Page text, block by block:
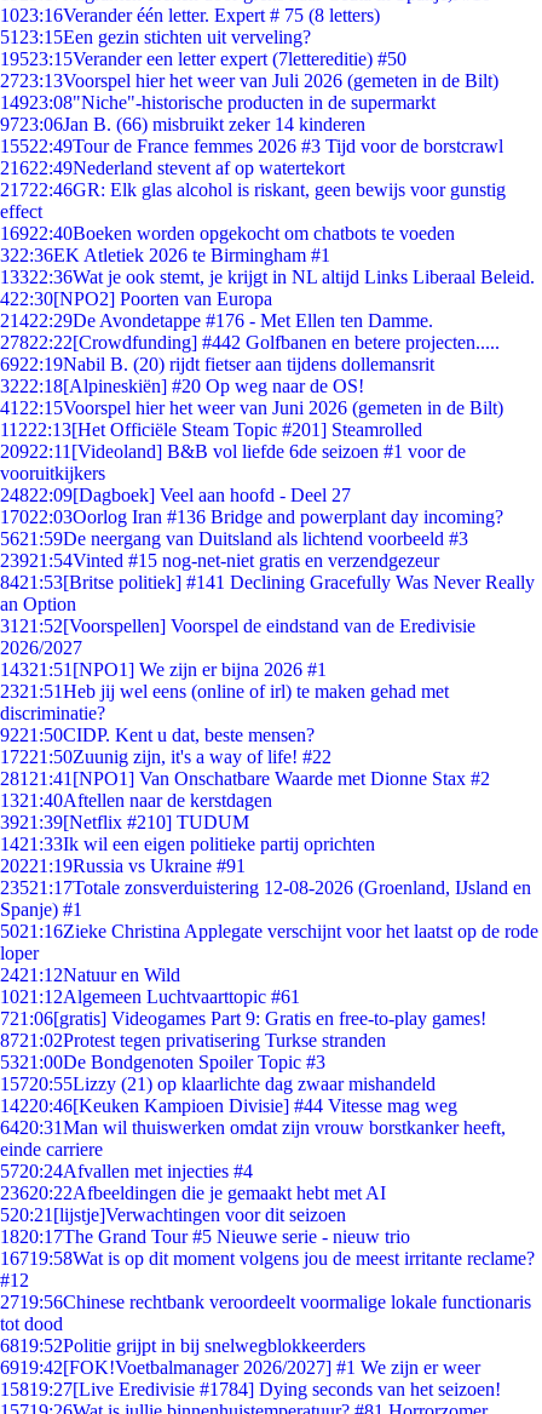
1023:16Verander één letter. Expert # 75 (8 letters)
51 23:15Een gezin stichten uit verveling?
19523:15Verander een letter expert (7lettereditie) #50
2723:13Voorspel hier het weer van Juli 2026 (gemeten in de Bilt)
14923:08"Niche"-historische producten in de supermarkt
9723:06Jan B. (66) misbruikt zeker 14 kinderen
15522:49Tour de France femmes 2026 #3 Tijd voor de borstcrawl
21622:49Nederland stevent af op watertekort
21722:46GR: Elk glas alcohol is riskant, geen bewijs voor gunstig
effect
16922:40Boeken worden opgekocht om chatbots te voeden
322:36EK Atletiek 2026 te Birmingham #1
13322:36Wat je ook stemt, je krijgt in NL altijd Links Liberaal Beleid.
422:30[NPO2] Poorten van Europa
21422:29De Avondetappe #176 - Met Ellen ten Damme.
27822:22[Crowdfunding] #442 Golfbanen en betere projecten.....
6922:19Nabil B. (20) rijdt fietser aan tijdens dollemansrit
3222:18[Alpineskiën] #20 Op weg naar de OS!
41 22:15Voorspel hier het weer van Juni 2026 (gemeten in de Bilt)
11222:13[Het Officiële Steam Topic #201] Steamrolled
20922:11 [Videoland] B&B vol liefde 6de seizoen #1 voor de
vooruitkijkers
24822:09[Dagboek] Veel aan hoofd - Deel 27
17022:03Oorlog Iran #136 Bridge and powerplant day incoming?
5621:59De neergang van Duitsland als lichtend voorbeeld #3
23921:54Vinted #15 nog-net-niet gratis en verzendgezeur
8421:53[Britse politiek] #141 Declining Gracefully Was Never Really
an Option
31 21:52[Voorspellen] Voorspel de eindstand van de Eredivisie
2026/2027
14321:51 [NPO1] We zijn er bijna 2026 #1
2321:51Heb jij wel eens (online of irl) te maken gehad met
discriminatie?
9221:50CIDP. Kent u dat, beste mensen?
17221:50Zuunig zijn, it's a way of life! #22
281 21:41 [NPO1] Van Onschatbare Waarde met Dionne Stax #2
1321:40Aftellen naar de kerstdagen
3921:39[Netflix #210] TUDUM
1421:33Ik wil een eigen politieke partij oprichten
20221:19Russia vs Ukraine #91
23521:17Totale zonsverduistering 12-08-2026 (Groenland, IJsland en
Spanje) #1
5021:16Zieke Christina Applegate verschijnt voor het laatst op de rode
loper
2421:12Natuur en Wild
1021:12Algemeen Luchtvaarttopic #61
721:06[gratis] Videogames Part 9: Gratis en free-to-play games!
8721:02Protest tegen privatisering Turkse stranden
5321:00De Bondgenoten Spoiler Topic #3
15720:55Lizzy (21) op klaarlichte dag zwaar mishandeld
14220:46[Keuken Kampioen Divisie] #44 Vitesse mag weg
6420:31Man wil thuiswerken omdat zijn vrouw borstkanker heeft,
einde carriere
5720:24Afvallen met injecties #4
23620:22Afbeeldingen die je gemaakt hebt met AI
520:21 [lijstje]Verwachtingen voor dit seizoen
1820:17The Grand Tour #5 Nieuwe serie - nieuw trio
16719:58Wat is op dit moment volgens jou de meest irritante reclame?
#12
2719:56Chinese rechtbank veroordeelt voormalige lokale functionaris
tot dood
6819:52Politie grijpt in bij snelwegblokkeerders
6919:42[FOK!Voetbalmanager 2026/2027] #1 We zijn er weer
15819:27[Live Eredivisie #1784] Dying seconds van het seizoen!